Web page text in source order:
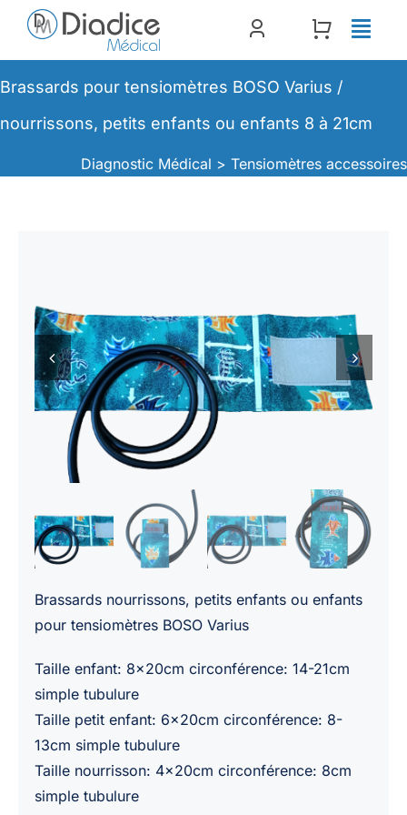
Passer
contenu
Brassards pour tensiomètres BOSO Varius /
nourrissons, petits enfants ou enfants 8 à 21cm
Diagnostic Médical >Tensiomètres accessoires
Brassards nourrissons, petits enfants ou enfants
pour tensiomètres BOSO Varius
Taille enfant: 8x20cm circonférence: 14-21cm
simple tubulure
Taille petit enfant: 6x20cm circonférence: 8-
13cm simple tubulure
Taille nourrisson: 4x20cm circonférence: 8cm
simple tubulure